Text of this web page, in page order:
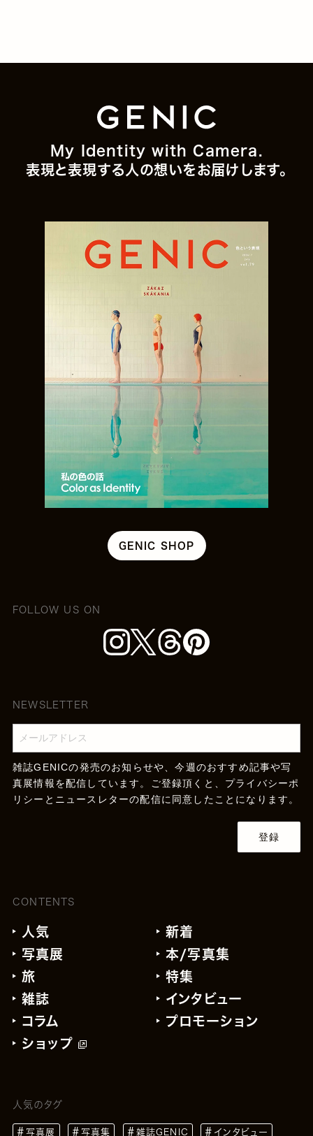
My Identity with Camera.
表現と表現する人の想いをお届けします。
GENIC SHOP
FOLLOW US ON
NEWSLETTER
雑誌GENICの発売のお知らせや、今週のおすすめ記事や写
真展情報を配信しています。ご登録頂くと、 プライバシーポ
リシー とニュースレターの配信に同意したことになります。
登録
CONTENTS
人気
新着
写真展
本/写真集
旅
特集
雑誌
インタビュー
コラム
プロモーション
ショップ
人気のタグ
写真展 写真集 雑誌GENIC インタビュー